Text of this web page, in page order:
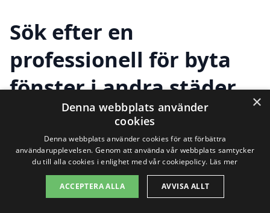
Sök efter en
professionell för byta
fönster i andra städer
nära Mala
Att byta fönster iMalåär en viktig
investering i ditt hem, både för förbättrad
×
Denna webbplats använder
cookies
Denna webbplats använder cookies för att förbättra
användarupplevelsen. Genom att använda vår webbplats samtycker
du till alla cookies i enlighet med vår cookiepolicy. Läs mer
ACCEPTERA ALLA AVVISA ALLT